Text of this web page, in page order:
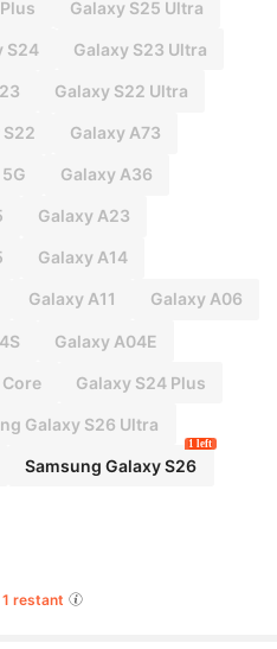
Galaxy S25 Ultra
S24 Galaxy S23 Ultra
Galaxy S22 Ultra
S22 Galaxy A73
Galaxy A36
Galaxy A23
Galaxy A14
Galaxy A11 Galaxy A06
Galaxy A04E
Galaxy S24 Plus
Galaxy S26 Ultra
Samsung Galaxy S26
1 left
1 restant